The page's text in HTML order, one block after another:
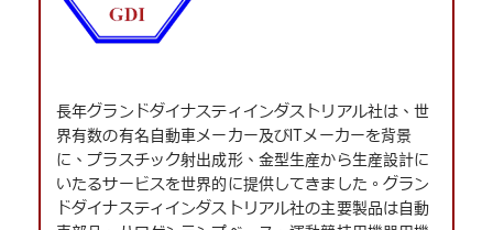
長年グランドダイナスティインダストリアル社は、世
界有数の有名自動車メーカー及びITメーカーを背景
に、プラスチック射出成形、金型生産から生産設計に
いたるサービスを世界的に提供してきました。グラン
ドダイナスティインダストリアル社の主要製品は自動